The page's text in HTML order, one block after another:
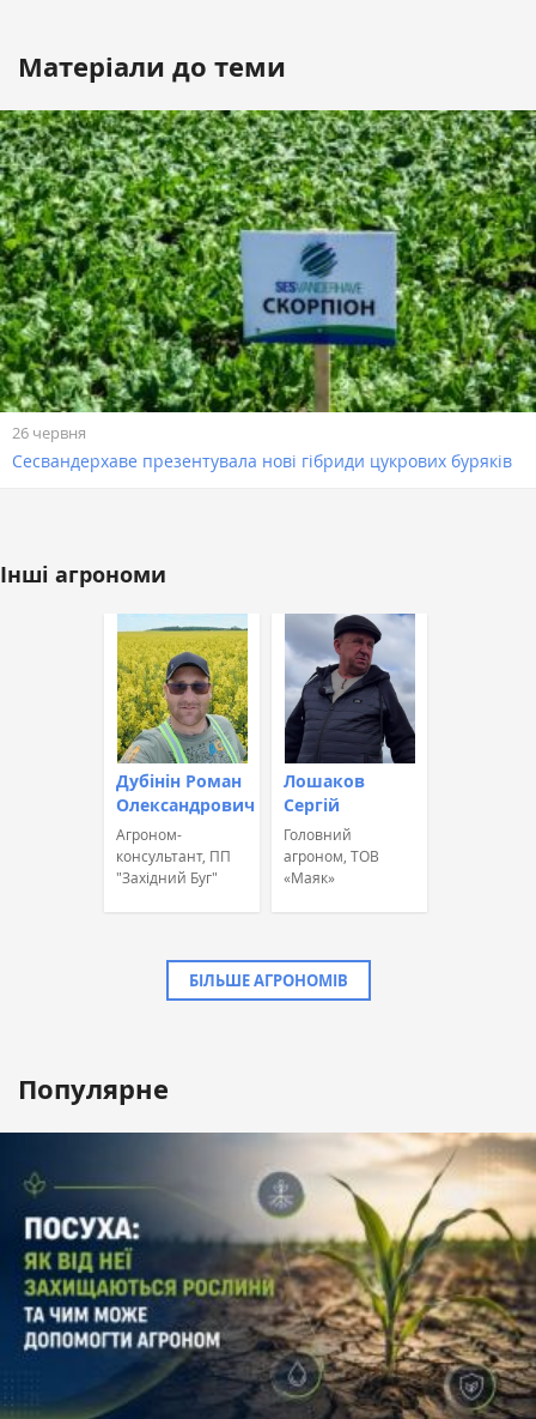
Матеріали до теми
26 червня
Сесвандерхаве презентувала нові гібриди цукрових буряків
Інші агрономи
Дубінін Роман
Олександрович
Агроном-
консультант, ПП
"Західний Буг"
Лошаков
Сергій
Головний
агроном, ТОВ
«Маяк»
БІЛЬШЕ АГРОНОМІВ
Популярне